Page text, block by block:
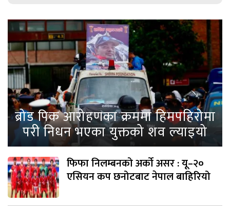
ब्रोड पिक आरोहणका क्रममा हिमपहिरोमा
परी निधन भएका युक्तको शव ल्याइयो
फिफा निलम्बनको अर्को असर : यू–२०
एसियन कप छनोटबाट नेपाल बाहिरियो